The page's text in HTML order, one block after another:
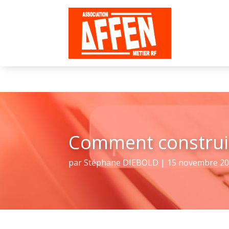
Comment
parStéphane DIEBOLD | 15 novembre